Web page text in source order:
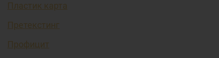
Пластик карта
Претекстинг
Профицит